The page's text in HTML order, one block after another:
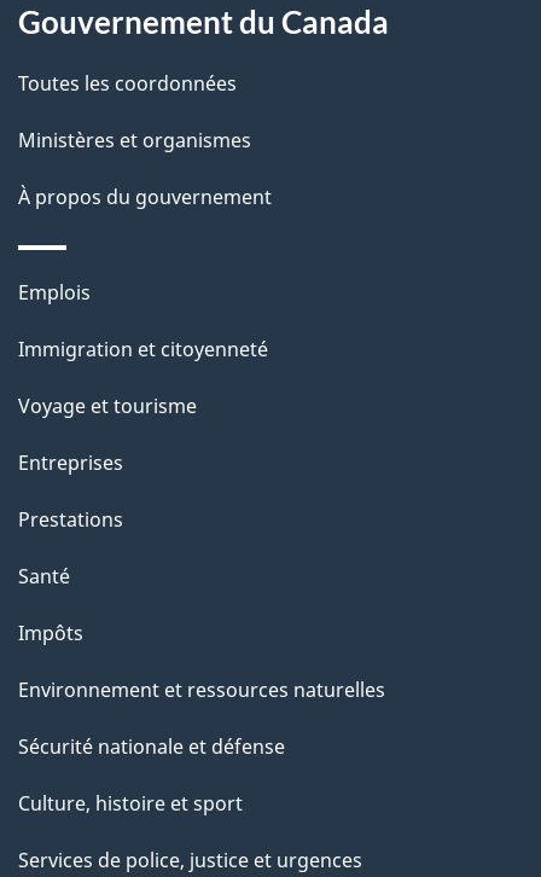
e
t
a
i
l
s
propos
de
ce
site
Gouvernement du Canada
Toutes les coordonnées
Ministères et organismes
À propos du gouvernement
Thèmes
sujets
Emplois
Immigration et citoyenneté
Voyage et tourisme
Entreprises
Prestations
Santé
Impôts
Environnement et ressources naturelles
Sécurité nationale et défense
Culture, histoire et sport
Services de police, justice et urgences